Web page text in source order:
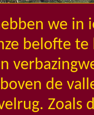
we in
belofte
de
Zoals